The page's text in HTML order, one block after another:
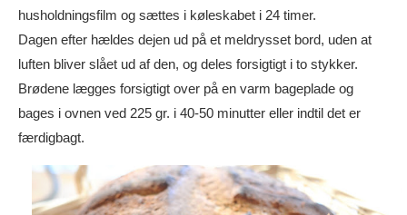
husholdningsfilm og sættes i køleskabet i 24 timer.
Dagen efter hældes dejen ud på et meldrysset bord, uden at
luften bliver slået ud af den, og deles forsigtigt i to stykker.
Brødene lægges forsigtigt over på en varm bageplade og
bages i ovnen ved 225 gr. i 40-50 minutter eller indtil det er
færdigbagt.